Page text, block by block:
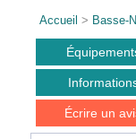
Accueil > Basse-
Écrire un